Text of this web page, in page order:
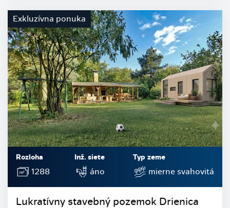
Exkluzívna ponuka
Rozloha
1288
Inž. siete
áno
Typ zeme
mierne svahovitá
Lukratívny stavebný pozemok Drienica